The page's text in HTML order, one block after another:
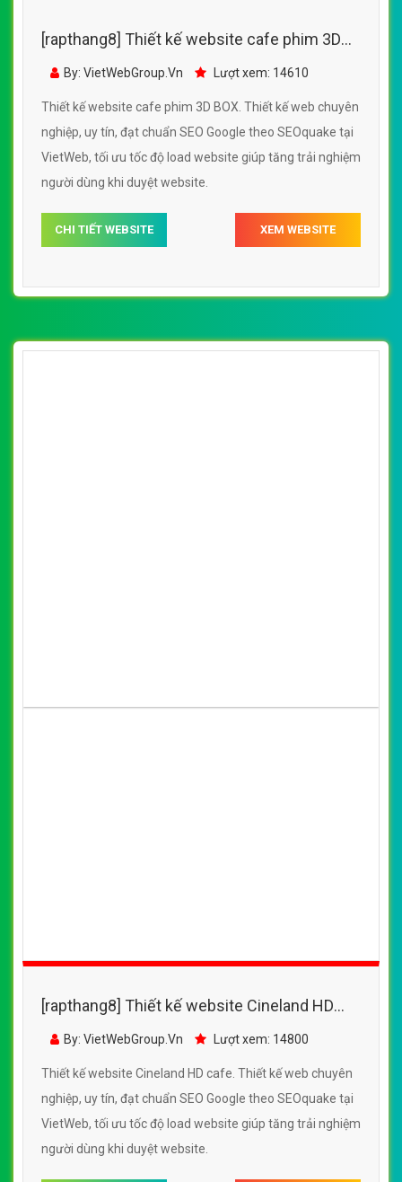
[rapthang8] Thiết kế website cafe phim 3D
BOX đẹp, chuyên nghiệp chuẩn SEO
By: VietWebGroup.Vn Lượt xem: 14610
Thiết kế website cafe phim 3D BOX. Thiết kế web chuyên
nghiệp, uy tín, đạt chuẩn SEO Google theo SEOquake tại
VietWeb, tối ưu tốc độ load website giúp tăng trải nghiệm
người dùng khi duyệt website.
CHI TIẾT WEBSITE XEM WEBSITE
[rapthang8] Thiết kế website Cineland HD
cafe đẹp, chuyên nghiệp chuẩn SEO
By: VietWebGroup.Vn Lượt xem: 14800
Thiết kế website Cineland HD cafe. Thiết kế web chuyên
nghiệp, uy tín, đạt chuẩn SEO Google theo SEOquake tại
VietWeb, tối ưu tốc độ load website giúp tăng trải nghiệm
người dùng khi duyệt website.